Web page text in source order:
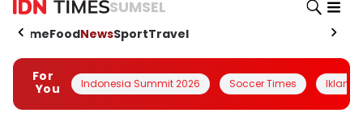
SUMSEL
HomeFoodNewsSportTravel
For
You
Indonesia Summit 2026 Soccer Times Iklanin